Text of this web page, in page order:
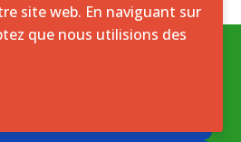
licence ouverte
site web. En naviguant sur
que nous utilisions des